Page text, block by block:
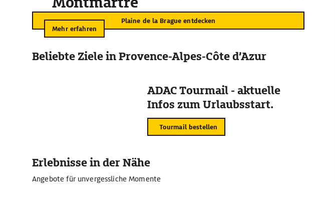
Plaine de la Brague entdecken
Mehr erfahren
Beliebte Ziele in Provence-Alpes-Côte d’Azur
ADAC Tourmail - aktuelle
Infos zum Urlaubsstart.
Tourmail bestellen
Erlebnisse in der Nähe
Angebote für unvergessliche Momente